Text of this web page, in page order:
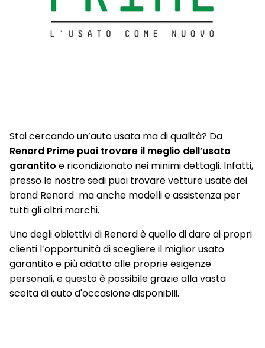
Paraurti posteriore con profili cromati
Parking Camera con sensori di parcheggio anteriori e
Profili laterali cristalli Chrome
Retrovisore interno fotocromatico
Retrovisori esterni shiny black con indicatori di direzione a
LED richiudibili manualmente
Sedile conducente regolabile in altezza
Sedile passeggero regolabile in altezza
Sedile posteriore frazionabile 1/3 - 2/3 e scorrevole
Sellerie con inserti in pelle TEP Black&Light Grey con tasca
posteriore in rete
Stai cercando un’auto usata ma di qualità? Da
Renord Prime puoi trovare il meglio dell’usato
garantito e ricondizionato nei minimi dettagli. Infatti,
presso le nostre sedi puoi trovare vetture usate dei
brand Renord ma anche modelli e assistenza per
tutti gli altri marchi.
Uno degli obiettivi di Renord è quello di dare ai propri
clienti l’opportunità di scegliere il miglior usato
garantito e più adatto alle proprie esigenze
personali, e questo è possibile grazie alla vasta
scelta di auto d'occasione disponibili.